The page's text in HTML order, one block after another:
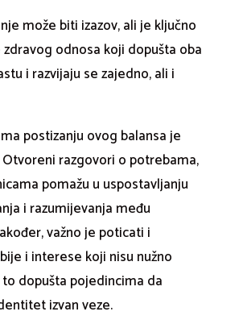
može biti izazov, ali je ključno
odnosa koji dopušta oba
i razvijaju se zajedno, ali i
postizanju ovog balansa je
razgovori o potrebama,
pomažu u uspostavljanju
i razumijevanja među
važno je poticati i
i interese koji nisu nužno
dopušta pojedincima da
izvan veze.